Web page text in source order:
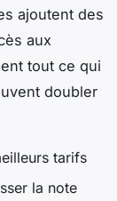
ajoutent des
aux
tout ce qui
doubler
tarifs
la note